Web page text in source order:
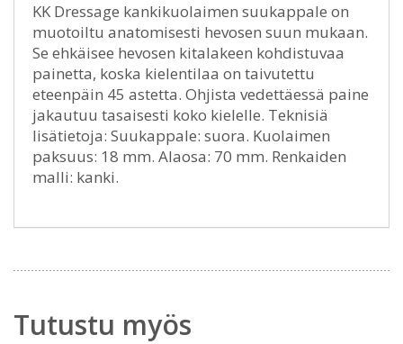
KK Dressage kankikuolaimen suukappale on
muotoiltu anatomisesti hevosen suun mukaan.
Se ehkäisee hevosen kitalakeen kohdistuvaa
painetta, koska kielentilaa on taivutettu
eteenpäin 45 astetta. Ohjista vedettäessä paine
jakautuu tasaisesti koko kielelle. Teknisiä
lisätietoja: Suukappale: suora. Kuolaimen
paksuus: 18 mm. Alaosa: 70 mm. Renkaiden
malli: kanki.
Tutustu myös